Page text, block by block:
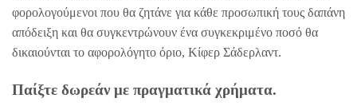
φορολογούμενοι που θα ζητάνε για κάθε προσωπική τους δαπάνη
απόδειξη και θα συγκεντρώνουν ένα συγκεκριμένο ποσό θα
δικαιούνται το αφορολόγητο όριο, Κίφερ Σάδερλαντ.
Παίξτε δωρεάν με πραγματικά χρήματα.